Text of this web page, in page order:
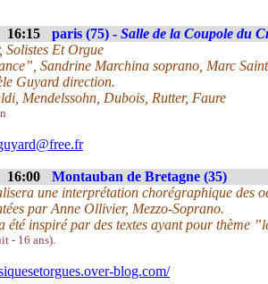
16:15 paris (75) - Salle de la Coupole du
Solistes Et Orgue
Sandrine Marchina soprano, Marc
Guyard direction.
Mendelssohn, Dubois, Rutter, Faure
16:00
Montauban de Bretagne (35)
une interprétation chorégraphique des
par Anne Ollivier, Mezzo-Soprano.
été inspiré par des textes ayant pour thème
- 16 ans).
blog.com/